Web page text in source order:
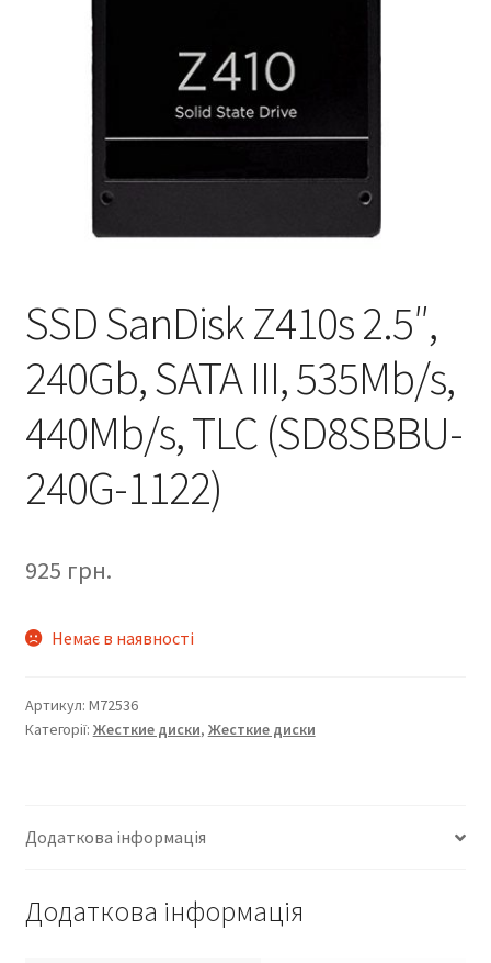
SSD SanDisk Z410s 2.5″,
240Gb, SATA III, 535Mb/s,
440Mb/s, TLC (SD8SBBU-
240G-1122)
925 грн.
Немає в наявності
Артикул: M72536
Категорії: Жесткие диски, Жесткие диски
Додаткова інформація
Додаткова інформація